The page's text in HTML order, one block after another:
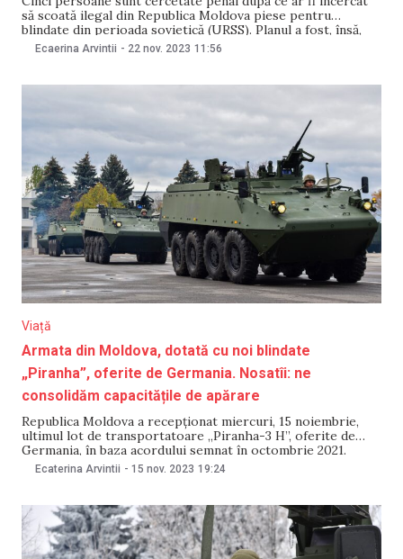
să scoată ilegal din Republica Moldova piese pentru
blindate din perioada sovietică (URSS). Planul a fost, însă,
zădărnicit, la vamă, anunță Procuratura pentru Combaterea
Ecaerina Arvintii - 22 nov. 2023 11:56
Viață
Armata din Moldova, dotată cu noi blindate
„Piranha”, oferite de Germania. Nosatîi: ne
consolidăm capacitățile de apărare
Republica Moldova a recepționat miercuri, 15 noiembrie,
ultimul lot de transportatoare „Piranha-3 H”, oferite de
Germania, în baza acordului semnat în octombrie 2021.
Ministrul Apărării, Anatoliei Nosatîi, susține că blindatele îi
consolidării capacităților de apărare
Ecaterina Arvintii - 15 nov. 2023 19:24